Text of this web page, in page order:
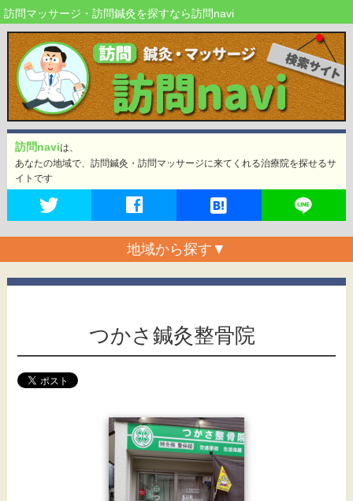
訪問マッサージ・訪問鍼灸を探すなら訪問navi
訪問naviは、
あなたの地域で、訪問鍼灸・訪問マッサージに来てくれる治療院を探せるサ
イトです
地域から探す ▼
つかさ鍼灸整骨院